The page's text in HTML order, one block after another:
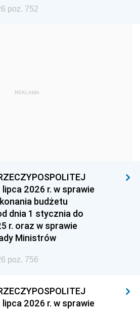
1974
1959
1938 1937
1930
poz. 752
REKLAMA
lipca 2026 r. w sprawie
budżetu
dnia 1 stycznia do
r. oraz w sprawie
Ministrów
poz. 756
lipca 2026 r. w sprawie